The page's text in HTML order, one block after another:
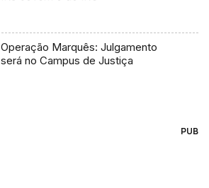
Operação Marquês: Julgamento
será no Campus de Justiça
PUB